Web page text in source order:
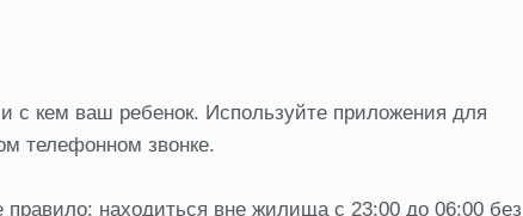
и с кем ваш ребенок. Используйте приложения для
телефонном звонке.
правило: находиться вне жилища с 23:00 до 06:00 без